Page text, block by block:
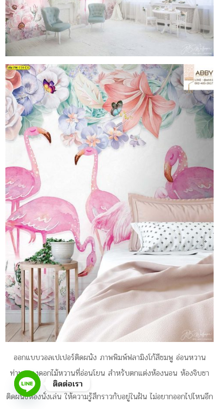
ออกแบบวอลเปเปอร์ติดผนัง ภาพพิมพ์ฟลามิงโก้สีชมพู อ่อนหวาน
ท่ามกลางดอกไม้หวานที่อ่อนโยน สำหรับตกแต่งห้องนอน ห้องจิบชา
ติดผนังห้องนั่งเล่น ให้ความรู้สึกราวกับอยู่ในฝัน ไม่อยากออกไปไหนอีก
ติดต่อเรา